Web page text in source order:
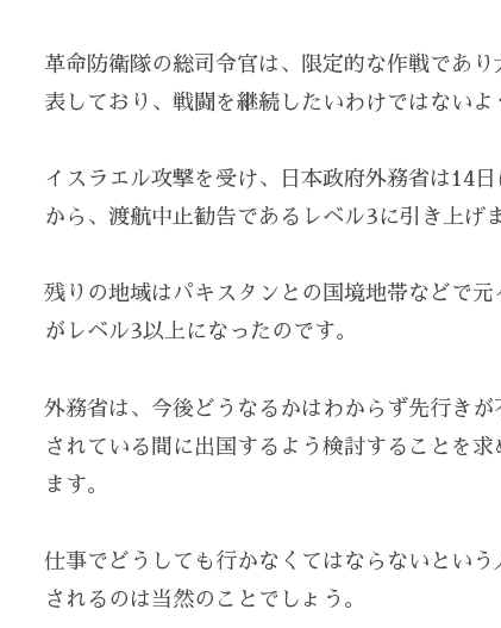
革命防衛隊の総司令官は、限定的な作戦であ
表しており、戦闘を継続したいわけではないよ
イスラエル攻撃を受け、日本政府外務省は14
から、渡航中止勧告であるレベル3に引き上げ
残りの地域はパキスタンとの国境地帯などで
がレベル3以上になったのです。
外務省は、今後どうなるかはわからず先行き
されている間に出国するよう検討することを
ます。
仕事でどうしても行かなくてはならないとい
されるのは当然のことでしょう。